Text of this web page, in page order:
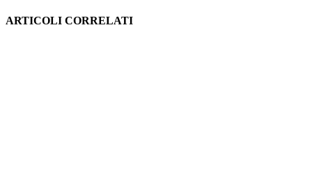
ARTICOLI CORRELATI